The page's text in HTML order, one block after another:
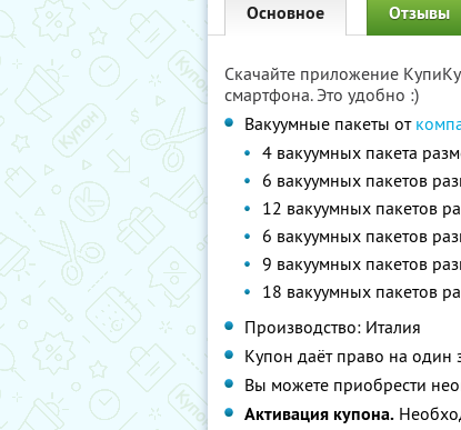
Основное Отзывы
Скачайте приложение
смартфона. Это удобно :)
Вакуумные пакеты от
4 вакуумных пакета
6 вакуумных пакетов
12 вакуумных пакетов
6 вакуумных пакетов
9 вакуумных пакетов
18 вакуумных пакетов
Производство: Италия
Купон даёт право на один
Вы можете приобрести
Активация купона.